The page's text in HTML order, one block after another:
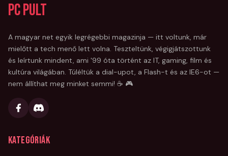
PC Pult
A magyar net egyik legrégebbi magazinja — itt voltunk, már
mielőtt a tech menő lett volna. Teszteltünk, végigjátszottunk
és leírtunk mindent, ami '99 óta történt az IT, gaming, film és
kultúra világában. Túléltük a dial-upot, a Flash-t és az IE6-ot —
nem állíthat meg minket semmi! ☕ 🎮
Kategóriák